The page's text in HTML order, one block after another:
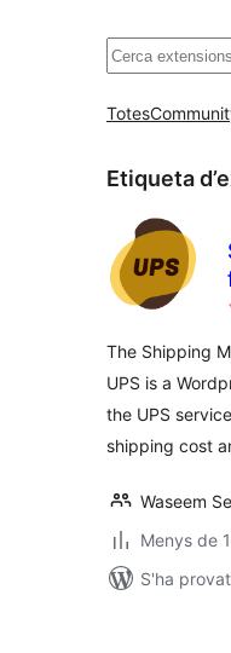
Cerca
Totes
Etiqueta
The Shipping
UPS is a
the UPS
shipping cost
Waseem
Menys de
S'ha